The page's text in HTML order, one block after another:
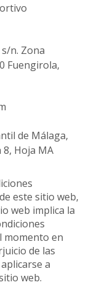
n. Zona
Fuengirola,
de Málaga,
8, Hoja MA
este sitio web,
web implica la
momento en
de las
a
web.